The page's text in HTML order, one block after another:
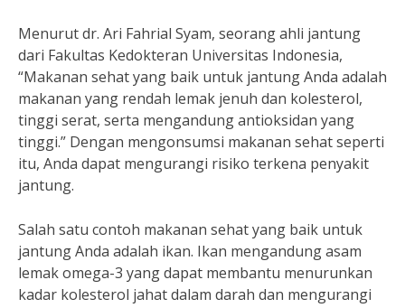
Menurut dr. Ari Fahrial Syam, seorang ahli jantung
dari Fakultas Kedokteran Universitas Indonesia,
“Makanan sehat yang baik untuk jantung Anda adalah
makanan yang rendah lemak jenuh dan kolesterol,
tinggi serat, serta mengandung antioksidan yang
tinggi.” Dengan mengonsumsi makanan sehat seperti
itu, Anda dapat mengurangi risiko terkena penyakit
jantung.
Salah satu contoh makanan sehat yang baik untuk
jantung Anda adalah ikan. Ikan mengandung asam
lemak omega-3 yang dapat membantu menurunkan
kadar kolesterol jahat dalam darah dan mengurangi